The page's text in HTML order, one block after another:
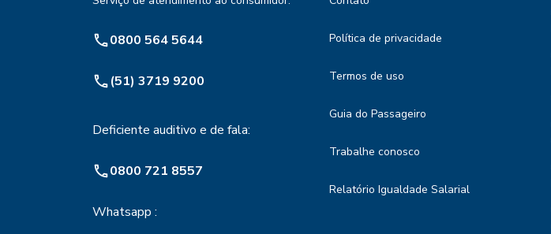
0800 564 5644
(51) 3719 9200
Deficiente auditivo e de fala:
0800 721 8557
Whatsapp :
Política de privacidade
Termos de uso
Guia do Passageiro
Trabalhe conosco
Relatório Igualdade Salarial